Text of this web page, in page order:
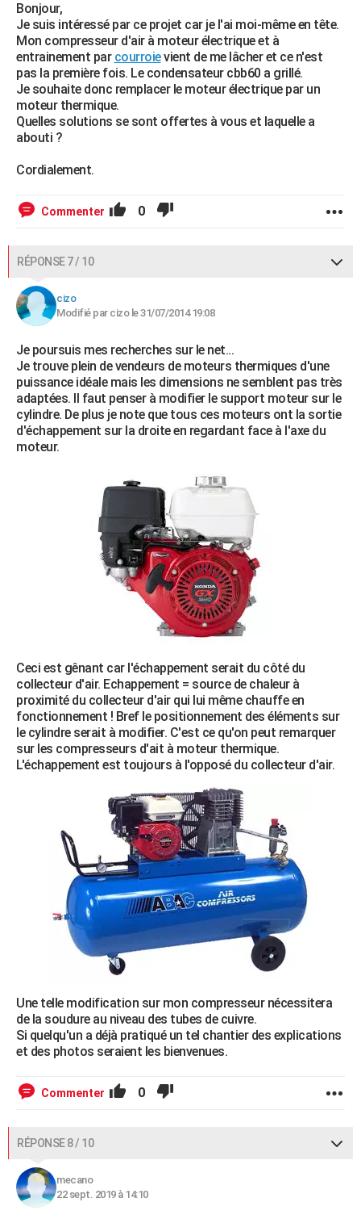
Bonjour,
Je suis intéressé par ce projet car je l'ai moi-même en tête.
Mon compresseur d'air à moteur électrique et à
entrainement par courroievient de me lâcher et ce n'est
pas la première fois. Le condensateur cbb60 a grillé.
Je souhaite donc remplacer le moteur électrique par un
moteur thermique.
Quelles solutions se sont offertes à vous et laquelle a
abouti ?
Cordialement.
Commenter 0
RÉPONSE 7 / 10
cizo
Modifié par cizo le 31/07/2014 19:08
Je poursuis mes recherches sur le net...
Je trouve plein de vendeurs de moteurs thermiques d'une
puissance idéale mais les dimensions ne semblent pas très
adaptées. Il faut penser à modifier le support moteur sur le
cylindre. De plus je note que tous ces moteurs ont la sortie
d'échappement sur la droite en regardant face à l'axe du
moteur.
Ceci est gênant car l'échappement serait du côté du
collecteur d'air. Echappement = source de chaleur à
proximité du collecteur d'air qui lui même chauffe en
fonctionnement ! Bref le positionnement des éléments sur
le cylindre serait à modifier. C'est ce qu'on peut remarquer
sur les compresseurs d'ait à moteur thermique.
L'échappement est toujours à l'opposé du collecteur d'air.
Une telle modification sur mon compresseur nécessitera
de la soudure au niveau des tubes de cuivre.
Si quelqu'un a déjà pratiqué un tel chantier des explications
et des photos seraient les bienvenues.
Commenter 0
RÉPONSE 8 / 10
mecano
22 sept. 2019 à 14:10